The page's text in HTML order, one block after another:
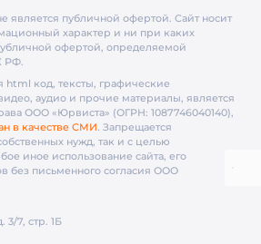
является публичной офертой. Cайт носит
характер и ни при каких
офертой, определяемой
РФ.
код, тексты, графические
аудио­ и прочие материалы, является
ООО «Юрвиста» (ОГРН: 1087746040140),
в качестве СМИ. Запрещается
нужд, так и с целью
иное использование сайта, его
без письменного согласия ООО
3/7, стр. 1Б